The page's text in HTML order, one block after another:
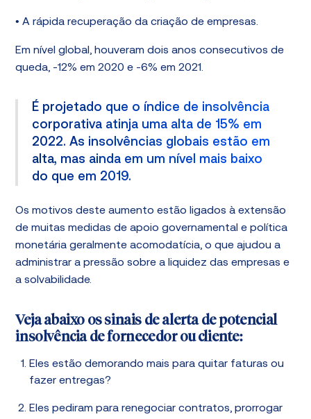
• A rápida recuperação da criação de empresas.
Em nível global, houveram dois anos consecutivos de
queda, -12% em 2020 e -6% em 2021.
É projetado que o índice de insolvência
corporativa atinja uma alta de 15% em
2022. As insolvências globais estão em
alta, mas ainda em um nível mais baixo
do que em 2019.
Os motivos deste aumento estão ligados à extensão
de muitas medidas de apoio governamental e política
monetária geralmente acomodatícia, o que ajudou a
administrar a pressão sobre a liquidez das empresas e
a solvabilidade.
Veja abaixo os sinais de alerta de potencial
insolvência de fornecedor ou cliente:
Eles estão demorando mais para quitar faturas ou
fazer entregas?
Eles pediram para renegociar contratos, prorrogar